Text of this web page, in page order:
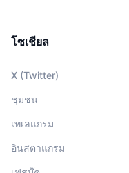
โซเชียล
X (Twitter)
ชุมชน
เทเลแกรม
อินสตาแกรม